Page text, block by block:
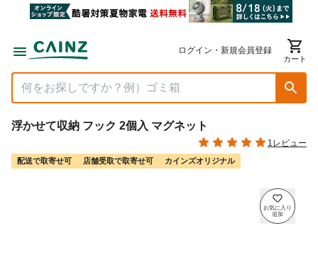
ログイン・新規会員登録
カート
浮かせて収納 フック 2個入 マグネット
1レビュー
配送で取寄せ可 店舗受取で取寄せ可 カインズオリジナル